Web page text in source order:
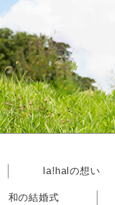
la!halの想い
和の結婚式